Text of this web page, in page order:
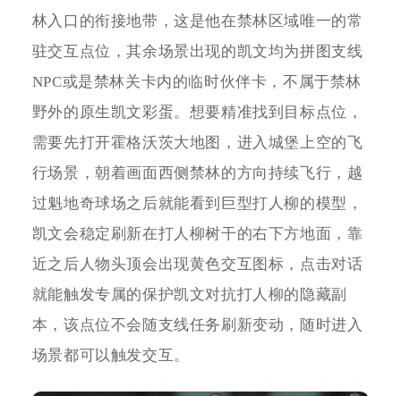
林入口的衔接地带，这是他在禁林区域唯一的常
驻交互点位，其余场景出现的凯文均为拼图支线
NPC或是禁林关卡内的临时伙伴卡，不属于禁林
野外的原生凯文彩蛋。想要精准找到目标点位，
需要先打开霍格沃茨大地图，进入城堡上空的飞
行场景，朝着画面西侧禁林的方向持续飞行，越
过魁地奇球场之后就能看到巨型打人柳的模型，
凯文会稳定刷新在打人柳树干的右下方地面，靠
近之后人物头顶会出现黄色交互图标，点击对话
就能触发专属的保护凯文对抗打人柳的隐藏副
本，该点位不会随支线任务刷新变动，随时进入
场景都可以触发交互。